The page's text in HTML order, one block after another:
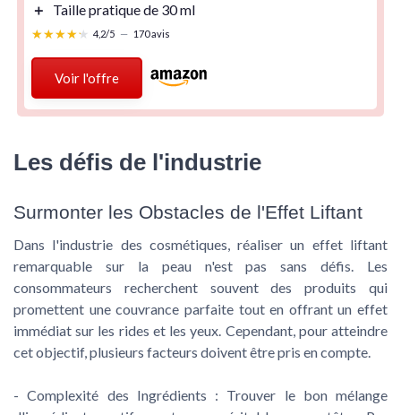
＋
Taille pratique de 30 ml
★★★★★
★★★★★ 4,2/5 — 170 avis
Voir l'offre
Les défis de l'industrie
Surmonter les Obstacles de l'Effet Liftant
Dans l'industrie des cosmétiques, réaliser un effet liftant
remarquable sur la peau n'est pas sans défis. Les
consommateurs recherchent souvent des produits qui
promettent une couvrance parfaite tout en offrant un effet
immédiat sur les rides et les yeux. Cependant, pour atteindre
cet objectif, plusieurs facteurs doivent être pris en compte.
-Complexité des Ingrédients : Trouver le bon mélange